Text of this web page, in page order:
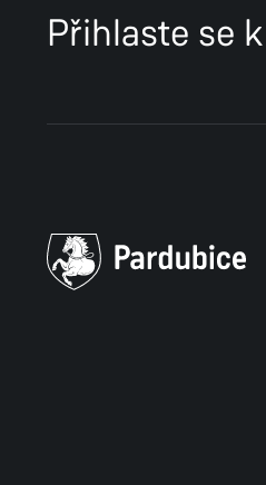
Přihlaste se